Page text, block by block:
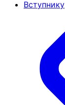
Вступнику